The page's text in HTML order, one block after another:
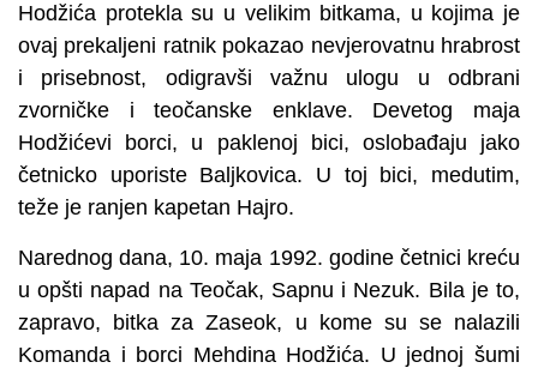
Hodžića protekla su u velikim bitkama, u kojima je
ovaj prekaljeni ratnik pokazao nevjerovatnu hrabrost
i prisebnost, odigravši važnu ulogu u odbrani
zvorničke i teočanske enklave. Devetog maja
Hodžićevi borci, u paklenoj bici, oslobađaju jako
četnicko uporiste Baljkovica. U toj bici, medutim,
teže je ranjen kapetan Hajro.
Narednog dana, 10. maja 1992. godine četnici kreću
u opšti napad na Teočak, Sapnu i Nezuk. Bila je to,
zapravo, bitka za Zaseok, u kome su se nalazili
Komanda i borci Mehdina Hodžića. U jednoj šumi